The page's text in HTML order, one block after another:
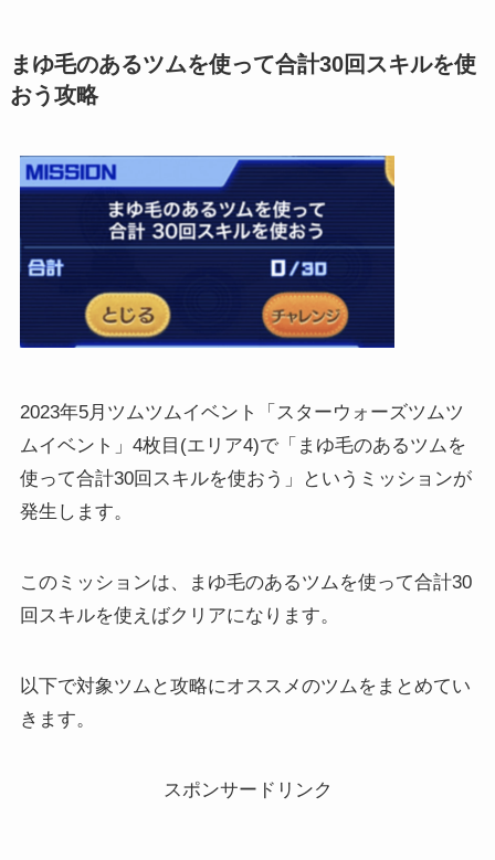
まゆ毛のあるツムを使って合計30回スキルを使
おう攻略
2023年5月ツムツムイベント「スターウォーズツムツ
ムイベント」4枚目(エリア4)で「まゆ毛のあるツムを
使って合計30回スキルを使おう」というミッションが
発生します。
このミッションは、まゆ毛のあるツムを使って合計30
回スキルを使えばクリアになります。
以下で対象ツムと攻略にオススメのツムをまとめてい
きます。
スポンサードリンク